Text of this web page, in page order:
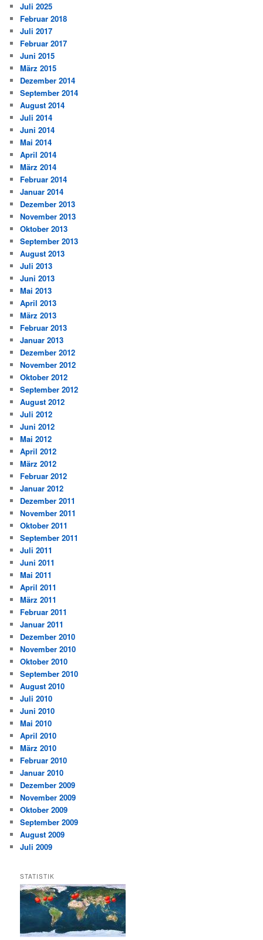
Juli 2025
Februar 2018
Juli 2017
Februar 2017
Juni 2015
März 2015
Dezember 2014
September 2014
August 2014
Juli 2014
Juni 2014
Mai 2014
April 2014
März 2014
Februar 2014
Januar 2014
Dezember 2013
November 2013
Oktober 2013
September 2013
August 2013
Juli 2013
Juni 2013
Mai 2013
April 2013
März 2013
Februar 2013
Januar 2013
Dezember 2012
November 2012
Oktober 2012
September 2012
August 2012
Juli 2012
Juni 2012
Mai 2012
April 2012
März 2012
Februar 2012
Januar 2012
Dezember 2011
November 2011
Oktober 2011
September 2011
Juli 2011
Juni 2011
Mai 2011
April 2011
März 2011
Februar 2011
Januar 2011
Dezember 2010
November 2010
Oktober 2010
September 2010
August 2010
Juli 2010
Juni 2010
Mai 2010
April 2010
März 2010
Februar 2010
Januar 2010
Dezember 2009
November 2009
Oktober 2009
September 2009
August 2009
Juli 2009
STATISTIK